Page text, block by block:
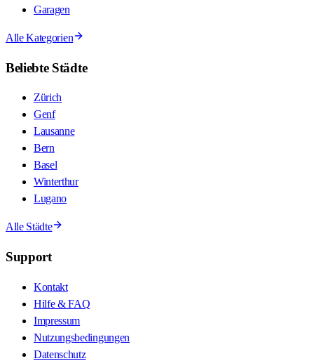
Garagen
Alle Kategorien
Beliebte Städte
Zürich
Genf
Lausanne
Bern
Basel
Winterthur
Lugano
Alle Städte
Support
Kontakt
Hilfe & FAQ
Impressum
Nutzungsbedingungen
Datenschutz